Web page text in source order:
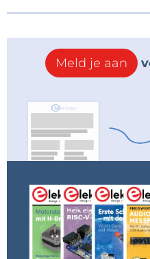
Meld je aan